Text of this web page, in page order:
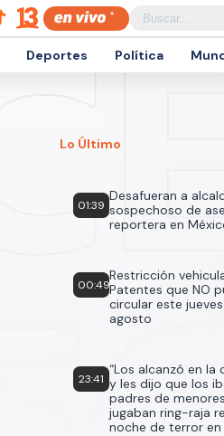
Deportes Política
Lo Último
01:39
Desafueran a
sospechoso de
reportera en
00:49
Restricción
Patentes que NO
circular este
agosto
23:41
“Los alcanzó en la
y les dijo que los
padres de
jugaban ring-raja
noche de terror en